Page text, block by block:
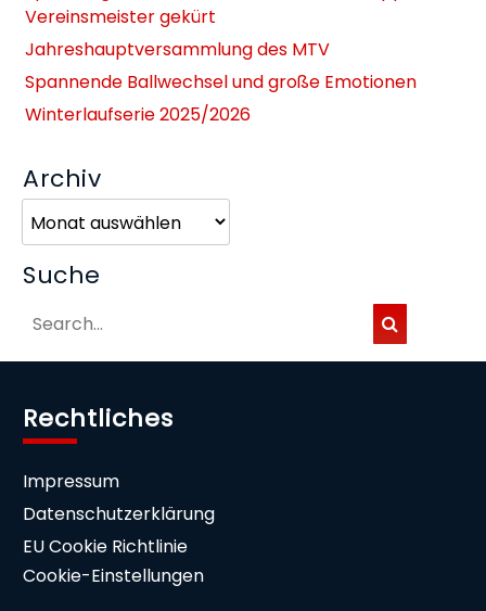
Vereinsmeister gekürt
Jahreshauptversammlung des MTV
Spannende Ballwechsel und große Emotionen
Winterlaufserie 2025/2026
Archiv
Suche
Rechtliches
Impressum
Datenschutzerklärung
EU Cookie Richtlinie
Cookie-Einstellungen